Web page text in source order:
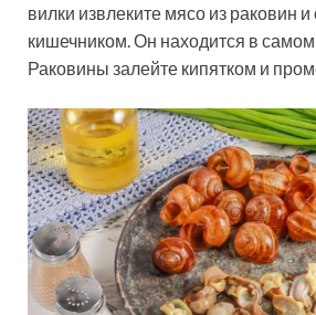
вилки извлеките мясо из раковин и
кишечником. Он находится в
Раковины залейте кипятком и